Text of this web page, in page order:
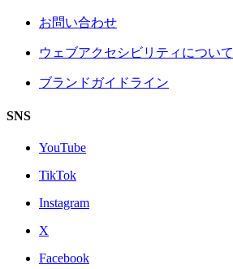
お問い合わせ
ウェブアクセシビリティについて
ブランドガイドライン
SNS
YouTube
TikTok
Instagram
X
Facebook